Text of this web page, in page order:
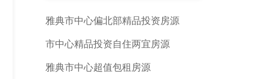
雅典市中心偏北部精品投资房源
市中心精品投资自住两宜房源
雅典市中心超值包租房源